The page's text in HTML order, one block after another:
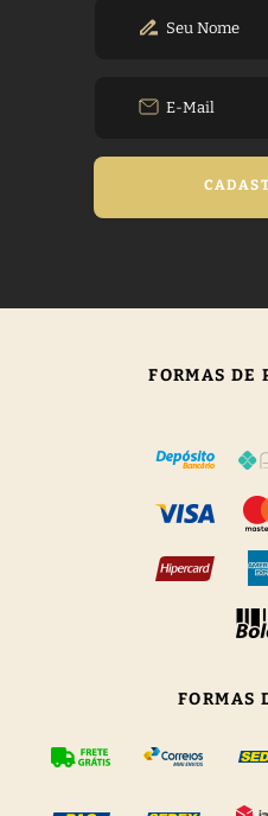
FORMAS DE
FORMAS